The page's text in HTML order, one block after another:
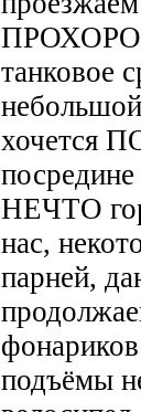
танковое
хочется
НЕЧТО
нас,
парней,
подъёмы